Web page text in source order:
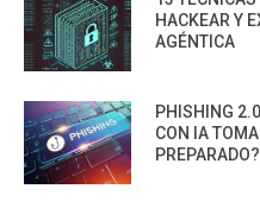
HACKEAR Y
AGÉNTICA
PHISHING
CON IA
PREPARADO?